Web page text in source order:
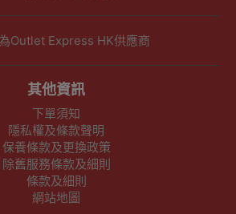
Outlet Express HK供應商
其他資訊
下單須知
隱私權及條款聲明
保養條款及更換政策
除舊服務條款及細則
條款及細則
網站地圖